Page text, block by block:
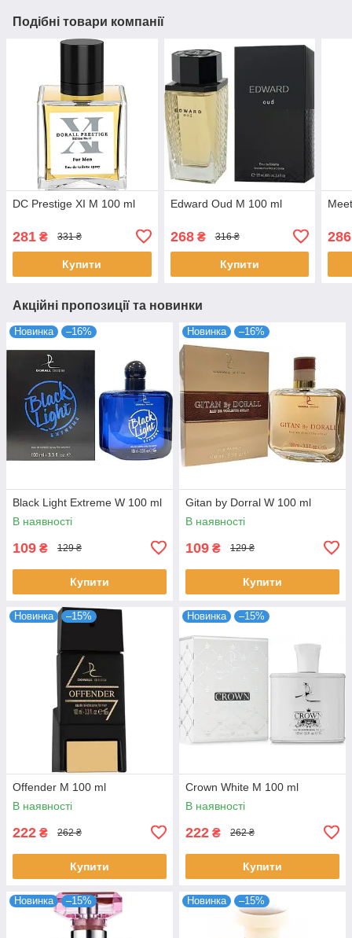
Подібні товари компанії
DC Prestige XI M 100 ml
281 ₴ 331 ₴
Купити
Edward Oud M 100 ml
268₴ 316 ₴
Купити
286
Акційні пропозиції та новинки
Новинка –16%
Black Light Extreme W 100 ml
В наявності
109 ₴ 129 ₴
Купити
Новинка –16%
Gitan by Dorral W 100 ml
В наявності
109 ₴ 129 ₴
Купити
Новинка –15%
Offender M 100 ml
В наявності
222 ₴ 262 ₴
Купити
Новинка –15%
Crown White M 100 ml
В наявності
222 ₴ 262 ₴
Купити
Новинка –15% Новинка –15%